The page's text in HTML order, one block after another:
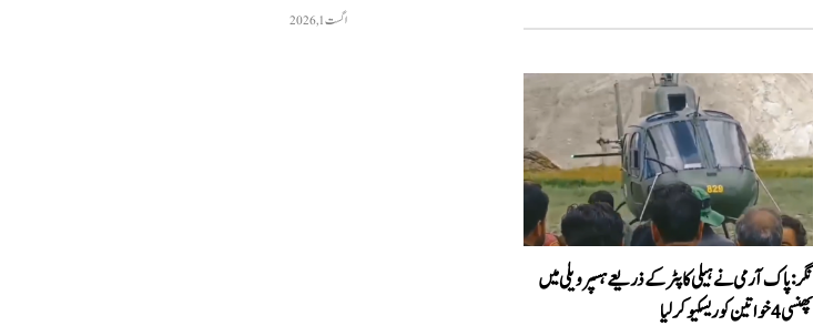
نگر: پاک آرمی نے ہیلی کاپٹر کے ذریعے ہسپر ویلی میں
پھنسی 4 خواتین کو ریسکیو کرلیا
اگست 1, 2026